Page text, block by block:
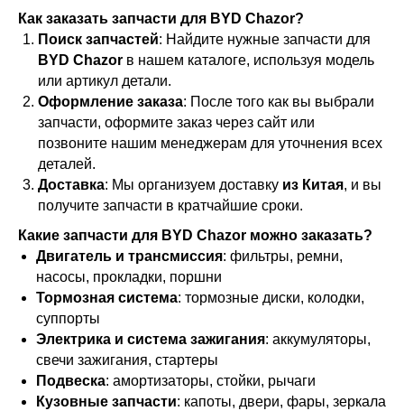
Как заказать запчасти для BYD Chazor?
Поиск запчастей: Найдите нужные запчасти для
BYD Chazor в нашем каталоге, используя модель
или артикул детали.
Оформление заказа: После того как вы выбрали
запчасти, оформите заказ через сайт или
позвоните нашим менеджерам для уточнения всех
деталей.
Доставка: Мы организуем доставку из Китая, и вы
получите запчасти в кратчайшие сроки.
Какие запчасти для BYD Chazor можно заказать?
Двигатель и трансмиссия: фильтры, ремни,
насосы, прокладки, поршни
Тормозная система: тормозные диски, колодки,
суппорты
Электрика и система зажигания: аккумуляторы,
свечи зажигания, стартеры
Подвеска: амортизаторы, стойки, рычаги
Кузовные запчасти: капоты, двери, фары, зеркала